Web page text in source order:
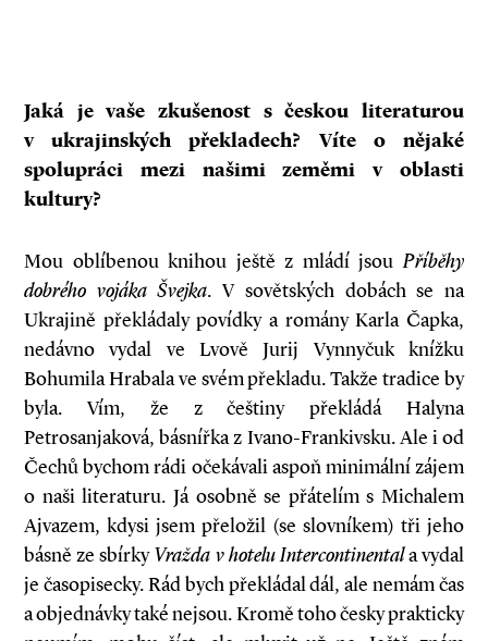
Jaká je vaše zkušenost s českou literaturou
v
ukrajinských překladech? Víte o
nějaké
spolupráci mezi našimi zeměmi v
oblasti
kultury?
Mou oblíbenou knihou ještě z mládí jsouPříběhy
dobrého vojáka Švejka. V sovětských dobách se na
Ukrajině překládaly povídky a romány Karla Čapka,
nedávno vydal ve Lvově Jurij Vynnyčuk knížku
Bohumila Hrabala ve svém překladu. Takže tradice by
byla. Vím, že z češtiny překládá Halyna
Petrosanjaková, básnířka z Ivano-Frankivsku. Ale i od
Čechů bychom rádi očekávali aspoň minimální zájem
o naši literaturu. Já osobně se přátelím s Michalem
Ajvazem, kdysi jsem přeložil (se slovníkem) tři jeho
básně ze sbírkyVražda v hotelu Intercontinentala vydal
je časopisecky. Rád bych překládal dál, ale nemám čas
a objednávky také nejsou. Kromě toho česky prakticky